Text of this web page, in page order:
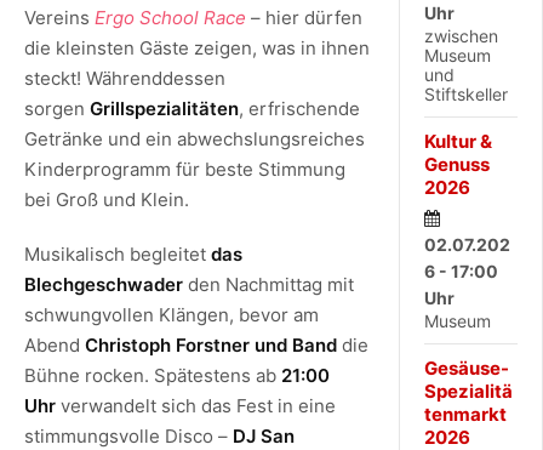
Vereins Ergo School Race – hier dürfen
die kleinsten Gäste zeigen, was in ihnen
steckt! Währenddessen
sorgen Grillspezialitäten, erfrischende
Getränke und ein abwechslungsreiches
Kinderprogramm für beste Stimmung
bei Groß und Klein.
Musikalisch begleitet das
Blechgeschwader den Nachmittag mit
schwungvollen Klängen, bevor am
Abend Christoph Forstner und Band die
Bühne rocken. Spätestens ab 21:00
Uhr verwandelt sich das Fest in eine
stimmungsvolle Disco – DJ San
Uhr
zwischen
Museum
und
Stiftskeller
Kultur &
Genuss
2026
02.07.202
6 - 17:00
Uhr
Museum
Gesäuse-
Spezialitä
tenmarkt
2026